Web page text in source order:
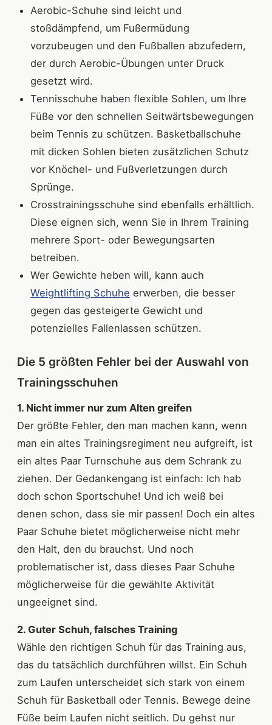
Aerobic-Schuhe sind leicht und
stoßdämpfend, um Fußermüdung
vorzubeugen und den Fußballen abzufedern,
der durch Aerobic-Übungen unter Druck
gesetzt wird.
Tennisschuhe haben flexible Sohlen, um Ihre
Füße vor den schnellen Seitwärtsbewegungen
beim Tennis zu schützen. Basketballschuhe
mit dicken Sohlen bieten zusätzlichen Schutz
vor Knöchel- und Fußverletzungen durch
Sprünge.
Crosstrainingsschuhe sind ebenfalls erhältlich.
Diese eignen sich, wenn Sie in Ihrem Training
mehrere Sport- oder Bewegungsarten
betreiben.
Wer Gewichte heben will, kann auch
Weightlifting Schuhe erwerben, die besser
gegen das gesteigerte Gewicht und
potenzielles Fallenlassen schützen.
Die 5 größten Fehler bei der Auswahl von
Trainingsschuhen
1. Nicht immer nur zum Alten greifen
Der größte Fehler, den man machen kann, wenn
man ein altes Trainingsregiment neu aufgreift, ist
ein altes Paar Turnschuhe aus dem Schrank zu
ziehen. Der Gedankengang ist einfach: Ich hab
doch schon Sportschuhe! Und ich weiß bei
denen schon, dass sie mir passen! Doch ein altes
Paar Schuhe bietet möglicherweise nicht mehr
den Halt, den du brauchst. Und noch
problematischer ist, dass dieses Paar Schuhe
möglicherweise für die gewählte Aktivität
ungeeignet sind.
2. Guter Schuh, falsches Training
Wähle den richtigen Schuh für das Training aus,
das du tatsächlich durchführen willst. Ein Schuh
zum Laufen unterscheidet sich stark von einem
Schuh für Basketball oder Tennis. Bewege deine
Füße beim Laufen nicht seitlich. Du gehst nur